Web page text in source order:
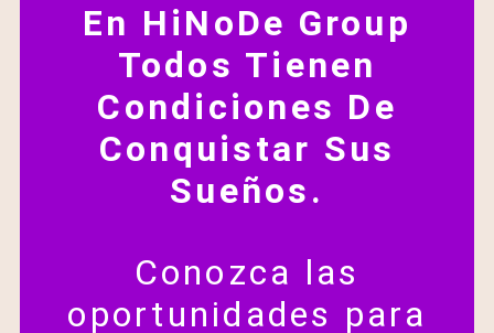
En HiNoDe Group
Todos Tienen
Condiciones De
Conquistar Sus
Sueños.
Conozca las
oportunidades para